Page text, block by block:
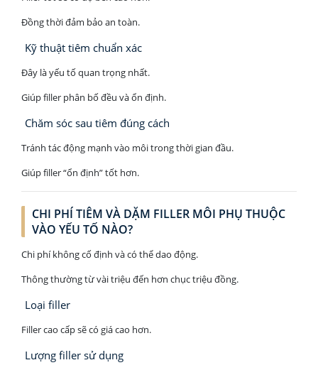
Đồng thời đảm bảo an toàn.
Kỹ thuật tiêm chuẩn xác
Đây là yếu tố quan trọng nhất.
Giúp filler phân bố đều và ổn định.
Chăm sóc sau tiêm đúng cách
Tránh tác động mạnh vào môi trong thời gian đầu.
Giúp filler “ổn định” tốt hơn.
CHI PHÍ TIÊM VÀ DẶM FILLER MÔI PHỤ THUỘC
VÀO YẾU TỐ NÀO?
Chi phí không cố định và có thể dao động.
Thông thường từ vài triệu đến hơn chục triệu đồng.
Loại filler
Filler cao cấp sẽ có giá cao hơn.
Lượng filler sử dụng